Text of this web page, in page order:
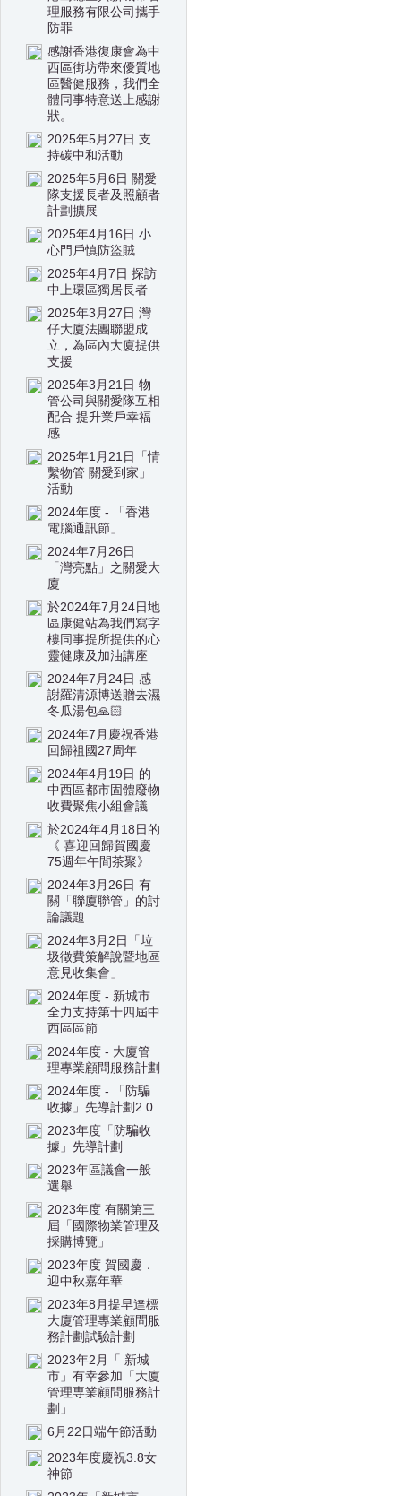
理服務有限公司攜手
防罪
感謝香港復康會為中
西區街坊帶來優質地
區醫健服務，我們全
體同事特意送上感謝
狀。
2025年5月27日 支
持碳中和活動
2025年5月6日 關愛
隊支援長者及照顧者
計劃擴展
2025年4月16日 小
心門戶慎防盜賊
2025年4月7日 探訪
中上環區獨居長者
2025年3月27日 灣
仔大廈法團聯盟成
立，為區內大廈提供
支援
2025年3月21日 物
管公司與關愛隊互相
配合 提升業戶幸福
感
2025年1月21日「情
繫物管 關愛到家」
活動
2024年度 - 「香港
電腦通訊節」
2024年7月26日
「灣亮點」之關愛大
廈
於2024年7月24日地
區康健站為我們寫字
樓同事提所提供的心
靈健康及加油講座
2024年7月24日 感
謝羅清源博送贈去濕
冬瓜湯包🙏🏻
2024年7月慶祝香港
回歸祖國27周年
2024年4月19日 的
中西區都市固體廢物
收費聚焦小組會議
於2024年4月18日的
《 喜迎回歸賀國慶
75週年午間茶聚》
2024年3月26日 有
關「聯廈聯管」的討
論議題
2024年3月2日「垃
圾徵費策解說暨地區
意見收集會」
2024年度 - 新城市
全力支持第十四屆中
西區區節
2024年度 - 大廈管
理專業顧問服務計劃
2024年度 - 「防騙
收據」先導計劃2.0
2023年度「防騙收
據」先導計劃
2023年區議會一般
選舉
2023年度 有關第三
屆「國際物業管理及
採購博覽」
2023年度 賀國慶．
迎中秋嘉年華
2023年8月提早達標
大廈管理專業顧問服
務計劃試驗計劃
2023年2月「 新城
市」有幸參加「大廈
管理専業顧問服務計
劃」
6月22日端午節活動
2023年度慶祝3.8女
神節